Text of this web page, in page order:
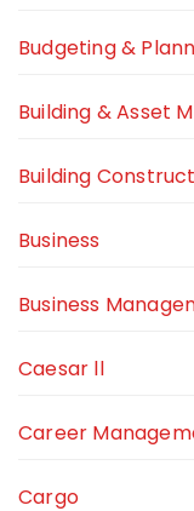
Budgeting &
Building & Asset
Building
Business
Business
Caesar ll
Career
Cargo